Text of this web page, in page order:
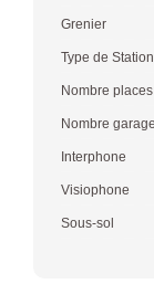
Grenier
Type de
Nombre
Nombre
Interphone
Visiophone
Sous-sol